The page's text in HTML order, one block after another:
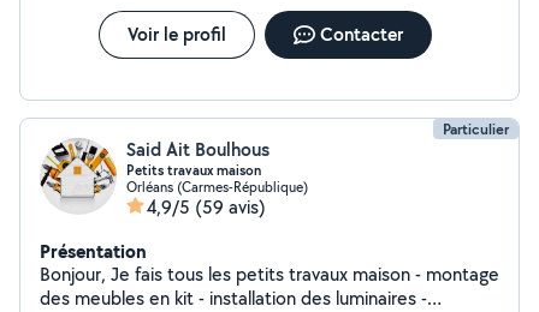
Voir le profil Contacter
Particulier
Said Ait Boulhous
Petits travaux maison
Orléans (Carmes-République)
4,9/5 (59 avis)
Présentation
Bonjour, Je fais tous les petits travaux maison - montage
des meubles en kit - installation des luminaires -